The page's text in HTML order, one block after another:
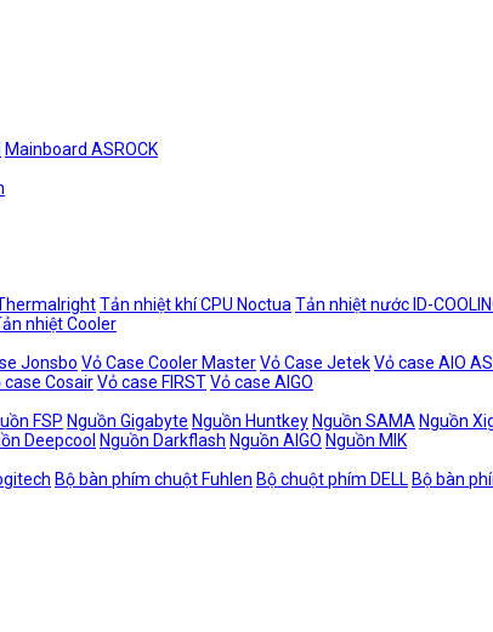
Mainboard ASROCK
Tản nhiệt khí CPU Noctua Tản nhiệt nước ID-
nhiệt Cooler
Jonsbo Vỏ Case Cooler MasterVỏ Case JetekVỏ case AIO
case CosairVỏ case FIRSTVỏ case AIGO
FSP Nguồn Gigabyte Nguồn Huntkey Nguồn SAMA Nguồn
Deepcool Nguồn Darkflash Nguồn AIGO Nguồn MIK
Bộ bàn phím chuột Fuhlen Bộ chuột phím DELL Bộ bàn